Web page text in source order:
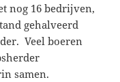
nog 16 bedrijven,
gehalveerd
Veel boeren
samen.